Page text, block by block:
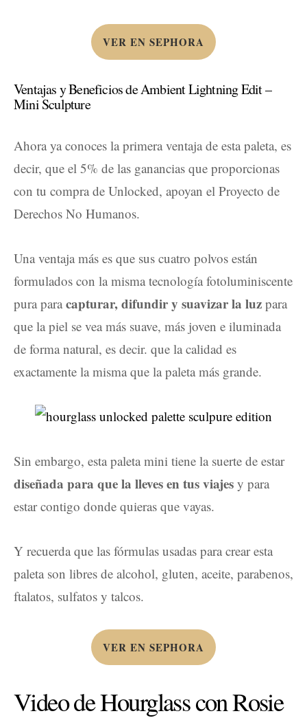
VER EN SEPHORA
Ventajas y Beneficios de Ambient Lightning Edit –
Mini Sculpture
Ahora ya conoces la primera ventaja de esta paleta, es
decir, que el 5% de las ganancias que proporcionas
con tu compra de Unlocked, apoyan el Proyecto de
Derechos No Humanos.
Una ventaja más es que sus cuatro polvos están
formulados con la misma tecnología fotoluminiscente
pura para capturar, difundir y suavizar la luz para
que la piel se vea más suave, más joven e iluminada
de forma natural, es decir. que la calidad es
exactamente la misma que la paleta más grande.
Sin embargo, esta paleta mini tiene la suerte de estar
diseñada para que la lleves en tus viajes y para
estar contigo donde quieras que vayas.
Y recuerda que las fórmulas usadas para crear esta
paleta son libres de alcohol, gluten, aceite, parabenos,
ftalatos, sulfatos y talcos.
VER EN SEPHORA
Video de Hourglass con Rosie